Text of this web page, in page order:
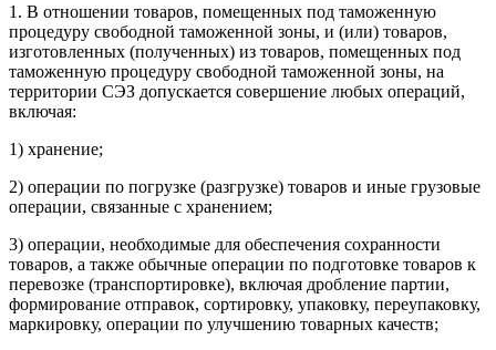
1. В отношении товаров, помещенных под таможенную
процедуру свободной таможенной зоны, и (или) товаров,
изготовленных (полученных) из товаров, помещенных под
таможенную процедуру свободной таможенной зоны, на
территории СЭЗ допускается совершение любых операций,
включая:
1) хранение;
2) операции по погрузке (разгрузке) товаров и иные грузовые
операции, связанные с хранением;
3) операции, необходимые для обеспечения сохранности
товаров, а также обычные операции по подготовке товаров к
перевозке (транспортировке), включая дробление партии,
формирование отправок, сортировку, упаковку, переупаковку,
маркировку, операции по улучшению товарных качеств;